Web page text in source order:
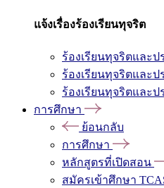
แจ้งเรื่องร้องเรียนทุจริต
ร้องเรียนทุจริตและ
ร้องเรียนทุจริตและ
ร้องเรียนทุจริตและ
การศึกษา
ย้อนกลับ
การศึกษา
หลักสูตรที่เปิดสอน
สมัครเข้าศึกษา